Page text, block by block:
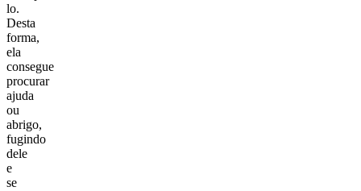
lo.
Desta
forma,
ela
consegue
procurar
ajuda
ou
abrigo,
fugindo
dele
e
se